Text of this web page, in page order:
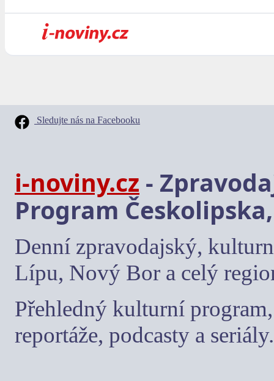
Sledujte nás na Facebooku
i-noviny.cz -
Program
Denní zpravodajský,
Lípu, Nový Bor a celý
Přehledný kulturní
reportáže, podcasty a seriály.